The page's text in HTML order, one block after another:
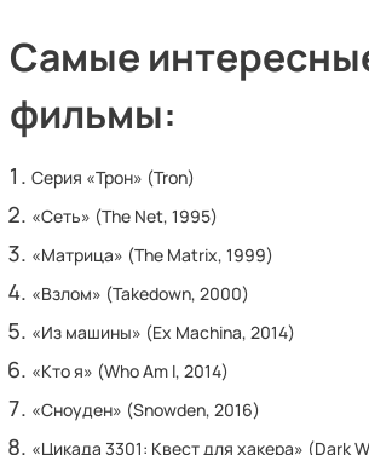
Самые
фильмы:
Серия «Трон» (Tron)
«Сеть» (The Net, 1995)
«Матрица» (The Matrix, 1999)
«Взлом» (Takedown, 2000)
«Из машины» (Ex Machina, 2014)
«Кто я» (Who Am I, 2014)
«Сноуден» (Snowden, 2016)
«Цикада 3301: Квест для хакера» (Dark